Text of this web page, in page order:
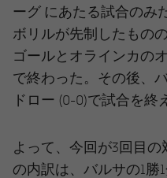
ーグ にあたる試合のみ
ボリルが先制したもの
ゴールとオラインカの
で終わった。その後、
ドロー (0-0)で試合を終
よって、今回が3回目
の内訳は、バルサの1勝1